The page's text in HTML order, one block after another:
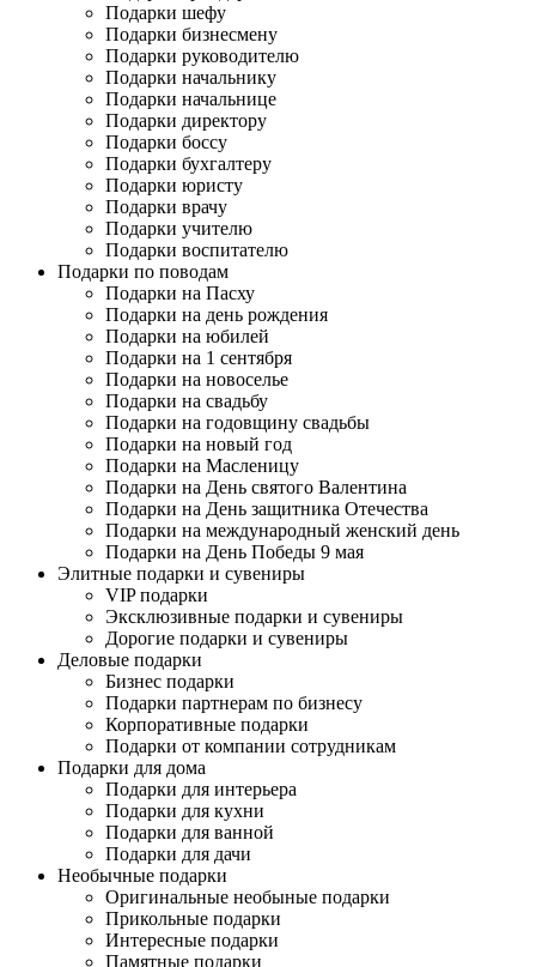
Подарки шефу
Подарки бизнесмену
Подарки руководителю
Подарки начальнику
Подарки начальнице
Подарки директору
Подарки боссу
Подарки бухгалтеру
Подарки юристу
Подарки врачу
Подарки учителю
Подарки воспитателю
Подарки по поводам
Подарки на Пасху
Подарки на день рождения
Подарки на юбилей
Подарки на 1 сентября
Подарки на новоселье
Подарки на свадьбу
Подарки на годовщину свадьбы
Подарки на новый год
Подарки на Масленицу
Подарки на День святого Валентина
Подарки на День защитника Отечества
Подарки на международный женский день
Подарки на День Победы 9 мая
Элитные подарки и сувениры
VIP подарки
Эксклюзивные подарки и сувениры
Дорогие подарки и сувениры
Деловые подарки
Бизнес подарки
Подарки партнерам по бизнесу
Корпоративные подарки
Подарки от компании сотрудникам
Подарки для дома
Подарки для интерьера
Подарки для кухни
Подарки для ванной
Подарки для дачи
Необычные подарки
Оригинальные необыные подарки
Прикольные подарки
Интересные подарки
Памятные подарки